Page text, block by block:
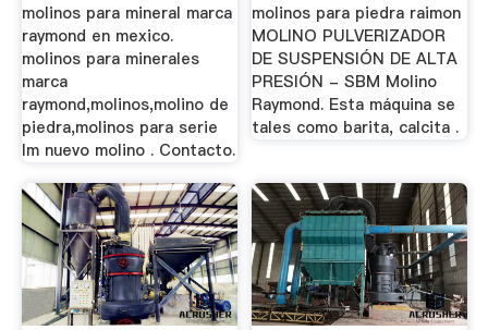
molinos para mineral marca
raymond en mexico.
molinos para minerales
marca
raymond,molinos,molino de
piedra,molinos para serie
lm nuevo molino . Contacto.
molinos para piedra raimon
MOLINO PULVERIZADOR
DE SUSPENSIÓN DE ALTA
PRESIÓN - SBM Molino
Raymond. Esta máquina se
tales como barita, calcita .